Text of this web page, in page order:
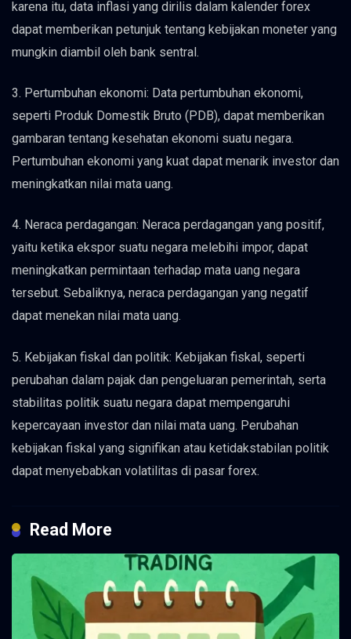
karena itu, data inflasi yang dirilis dalam kalender forex
dapat memberikan petunjuk tentang kebijakan moneter yang
mungkin diambil oleh bank sentral.
3. Pertumbuhan ekonomi: Data pertumbuhan ekonomi,
seperti Produk Domestik Bruto (PDB), dapat memberikan
gambaran tentang kesehatan ekonomi suatu negara.
Pertumbuhan ekonomi yang kuat dapat menarik investor dan
meningkatkan nilai mata uang.
4. Neraca perdagangan: Neraca perdagangan yang positif,
yaitu ketika ekspor suatu negara melebihi impor, dapat
meningkatkan permintaan terhadap mata uang negara
tersebut. Sebaliknya, neraca perdagangan yang negatif
dapat menekan nilai mata uang.
5. Kebijakan fiskal dan politik: Kebijakan fiskal, seperti
perubahan dalam pajak dan pengeluaran pemerintah, serta
stabilitas politik suatu negara dapat mempengaruhi
kepercayaan investor dan nilai mata uang. Perubahan
kebijakan fiskal yang signifikan atau ketidakstabilan politik
dapat menyebabkan volatilitas di pasar forex.
Read More